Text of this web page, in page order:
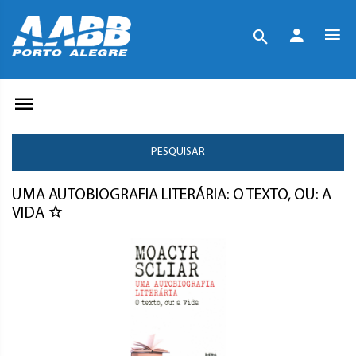
PESQUISAR
UMA AUTOBIOGRAFIA LITERÁRIA: O TEXTO, OU: A
VIDA